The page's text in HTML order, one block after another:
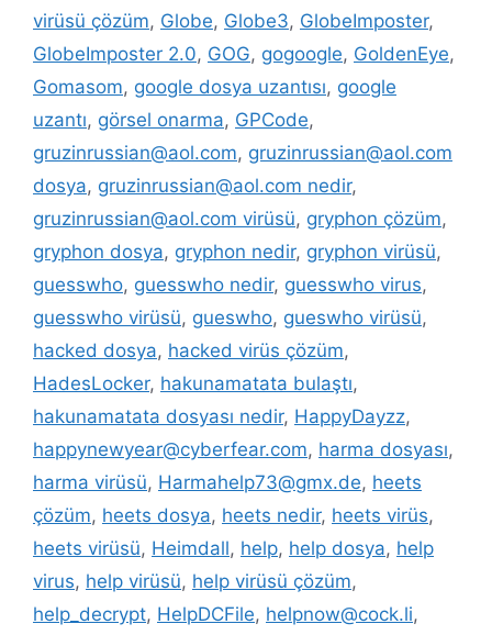
virüsü çözüm, Globe, Globe3, GlobeImposter,
GlobeImposter 2.0, GOG, gogoogle, GoldenEye,
Gomasom, google dosya uzantısı, google
uzantı, görsel onarma, GPCode,
gruzinrussian@aol.com, gruzinrussian@aol.com
dosya, gruzinrussian@aol.com nedir,
gruzinrussian@aol.com virüsü, gryphon çözüm,
gryphon dosya, gryphon nedir, gryphon virüsü,
guesswho, guesswho nedir, guesswho virus,
guesswho virüsü, gueswho, gueswho virüsü,
hacked dosya, hacked virüs çözüm,
HadesLocker, hakunamatata bulaştı,
hakunamatata dosyası nedir, HappyDayzz,
happynewyear@cyberfear.com, harma dosyası,
harma virüsü, Harmahelp73@gmx.de, heets
çözüm, heets dosya, heets nedir, heets virüs,
heets virüsü, Heimdall, help, help dosya, help
virus, help virüsü, help virüsü çözüm,
help_decrypt, HelpDCFile, helpnow@cock.li,